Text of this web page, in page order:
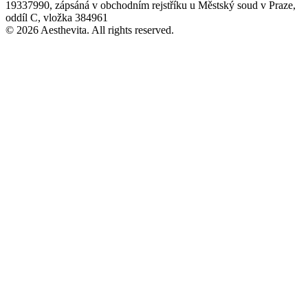
19337990, zápsáná v obchodním rejstříku u Městský soud v Praze,
oddíl C, vložka 384961
© 2026 Aesthevita. All rights reserved.